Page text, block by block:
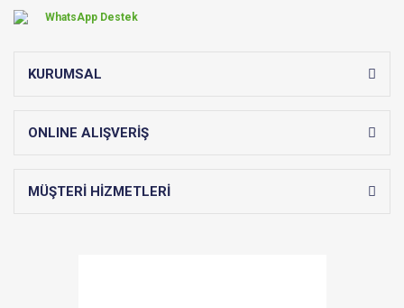
WhatsApp Destek
KURUMSAL
ONLINE ALIŞVERİŞ
MÜŞTERİ HİZMETLERİ